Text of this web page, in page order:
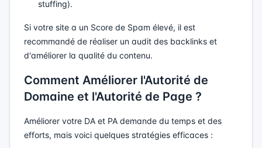
stuffing).
Si votre site a un Score de Spam élevé, il est
recommandé de réaliser un audit des backlinks et
d'améliorer la qualité du contenu.
Comment Améliorer l'Autorité de
Domaine et l'Autorité de Page ?
Améliorer votre DA et PA demande du temps et des
efforts, mais voici quelques stratégies efficaces :